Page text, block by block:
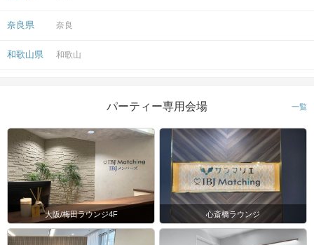
注意事項
※開始時刻から30分以上遅れる場合は
参加をご遠慮いただいております。
人数
8対8程度で進行予定。（最少開催人
※募集締め切り以降のキャンセルによ
っては男女差が変動する場合がござい
奈良県 奈良
和歌山県 和歌山
パーティー専用会場 一覧
大阪/梅田ラウンジ4F 心斎橋ラウンジ